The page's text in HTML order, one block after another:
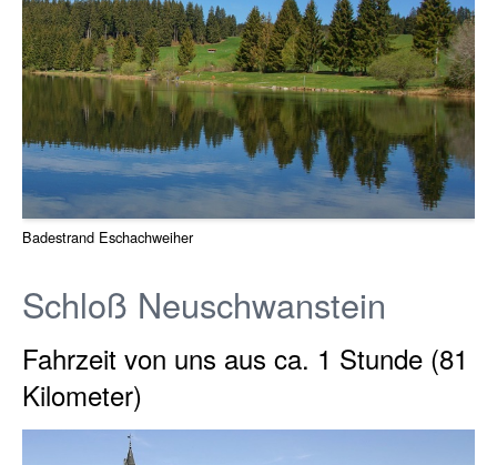
Badestrand Eschachweiher
Schloß Neuschwanstein
Fahrzeit von uns aus ca. 1 Stunde (81
Kilometer)